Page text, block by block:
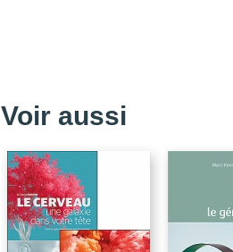
Voir aussi